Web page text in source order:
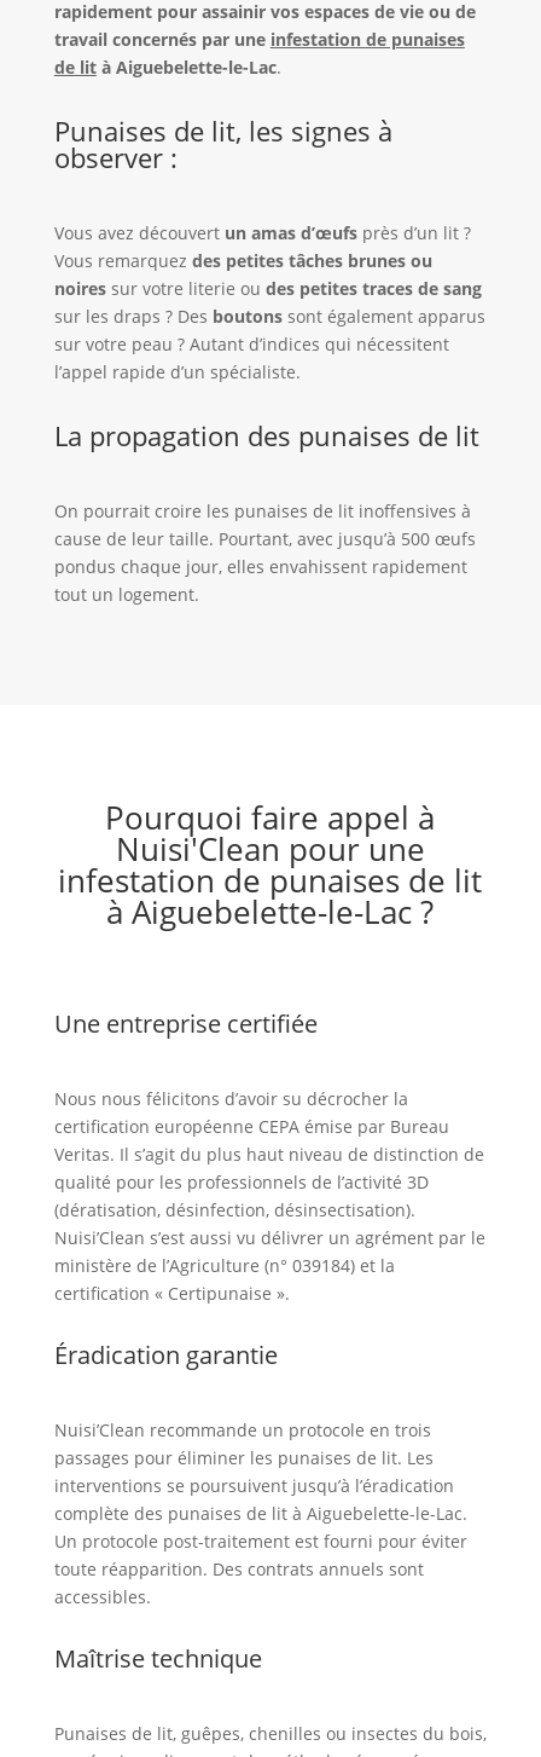
rapidement pour assainir vos espaces de vie ou de
travail concernés par une infestation de punaises
de lità Aiguebelette-le-Lac.
Punaises de lit, les signes à
observer :
Vous avez découvert un amas d’œufsprès d’un lit ?
Vous remarquez des petites tâches brunes ou
noiressur votre literie ou des petites traces de sang
sur les draps ? Des boutonssont également apparus
sur votre peau ? Autant d’indices qui nécessitent
l’appel rapide d’un spécialiste.
La propagation des punaises de lit
On pourrait croire les punaises de lit inoffensives à
cause de leur taille. Pourtant, avec jusqu’à 500 œufs
pondus chaque jour, elles envahissent rapidement
tout un logement.
Pourquoi faire appel à
Nuisi'Clean pour une
infestation de punaises de lit
à Aiguebelette-le-Lac ?
Une entreprise certifiée
Nous nous félicitons d’avoir su décrocher la
certification européenne CEPA émise par Bureau
Veritas. Il s’agit du plus haut niveau de distinction de
qualité pour les professionnels de l’activité 3D
(dératisation, désinfection, désinsectisation).
Nuisi’Clean s’est aussi vu délivrer un agrément par le
ministère de l’Agriculture (n° 039184) et la
certification « Certipunaise ».
Éradication garantie
Nuisi’Clean recommande un protocole en trois
passages pour éliminer les punaises de lit. Les
interventions se poursuivent jusqu’à l’éradication
complète des punaises de lit à Aiguebelette-le-Lac.
Un protocole post-traitement est fourni pour éviter
toute réapparition. Des contrats annuels sont
accessibles.
Maîtrise technique
Punaises de lit, guêpes, chenilles ou insectes du bois,